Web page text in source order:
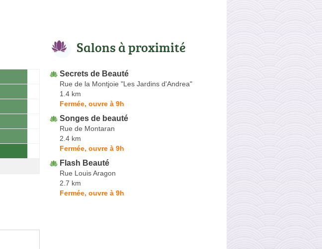
Salons à proximité
Secrets de Beauté
Rue de la Montjoie "Les Jardins d'Andrea"
1.4 km
Fermée, ouvre à 9h
Songes de beauté
Rue de Montaran
2.4 km
Fermée, ouvre à 9h
Flash Beauté
Rue Louis Aragon
2.7 km
Fermée, ouvre à 9h